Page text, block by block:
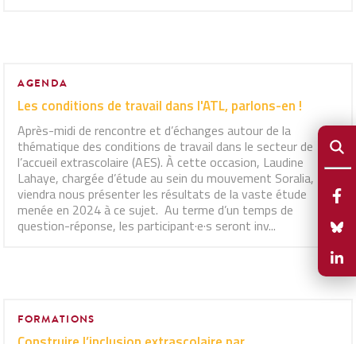
AGENDA
Les conditions de travail dans l'ATL, parlons-en !
Après-midi de rencontre et d’échanges autour de la
thématique des conditions de travail dans le secteur de
l’accueil extrascolaire (AES). À cette occasion, Laudine
Lahaye, chargée d’étude au sein du mouvement Soralia,
viendra nous présenter les résultats de la vaste étude
menée en 2024 à ce sujet. Au terme d’un temps de
question-réponse, les participant·e·s seront inv...
FORMATIONS